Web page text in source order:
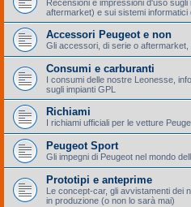
Recensioni e impressioni d'uso
aftermarket) e sui sistemi informatici
Accessori Peugeot e non
Gli accessori, di serie o
Consumi e carburanti
I consumi delle nostre Leonesse,
sugli impianti GPL
Richiami
I richiami ufficiali per le vetture
Peugeot Sport
Gli impegni di Peugeot nel mondo
Prototipi e anteprime
Le concept-car, gli avvistamenti dei
in produzione (o non lo sarà mai)